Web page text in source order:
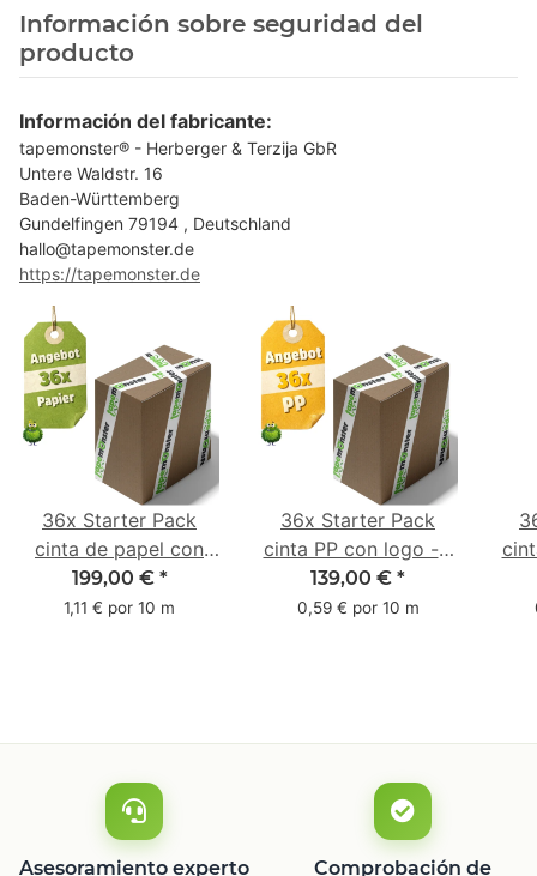
Información sobre seguridad del
producto
Información del fabricante:
tapemonster® - Herberger & Terzija GbR
Untere Waldstr. 16
Baden-Württemberg
Gundelfingen 79194 , Deutschland
hallo@tapemonster.de
https://tapemonster.de
36x Starter Pack
cinta de papel con
logo - 1 color - 50
mm x 50 m - caucho
199,00 € *
1,11 € por 10 m
36x Starter Pack
cinta PP con logo - 1
color - 48 mm x 66 m
139,00 € *
0,59 € por 10 m
m
Asesoramiento experto
Comprobación de